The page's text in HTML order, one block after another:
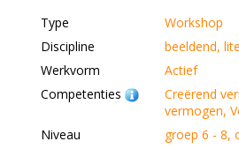
Type
Workshop
Discipline
beeldend,
Werkvorm
Actief
Competenties
Creërend
vermogen,
Niveau
groep 6 - 8,